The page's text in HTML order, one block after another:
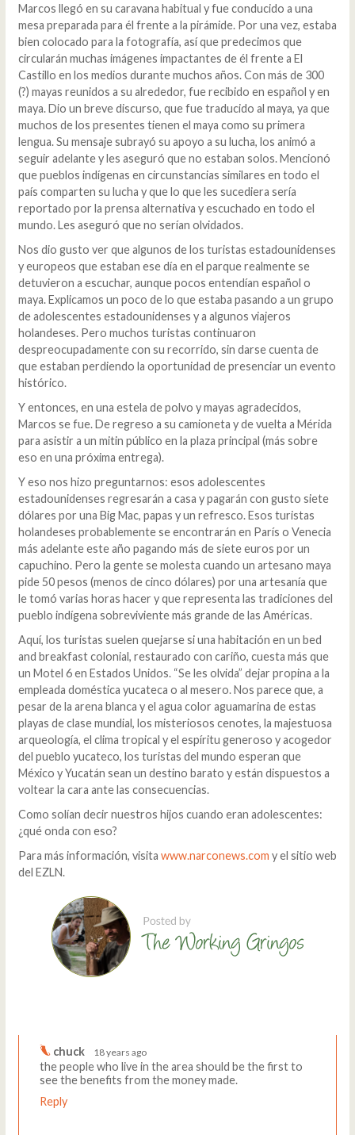
Marcos llegó en su caravana habitual y fue conducido a una
mesa preparada para él frente a la pirámide. Por una vez, estaba
bien colocado para la fotografía, así que predecimos que
circularán muchas imágenes impactantes de él frente a El
Castillo en los medios durante muchos años. Con más de 300
(?) mayas reunidos a su alrededor, fue recibido en español y en
maya. Dio un breve discurso, que fue traducido al maya, ya que
muchos de los presentes tienen el maya como su primera
lengua. Su mensaje subrayó su apoyo a su lucha, los animó a
seguir adelante y les aseguró que no estaban solos. Mencionó
que pueblos indígenas en circunstancias similares en todo el
país comparten su lucha y que lo que les sucediera sería
reportado por la prensa alternativa y escuchado en todo el
mundo. Les aseguró que no serían olvidados.
Nos dio gusto ver que algunos de los turistas estadounidenses
y europeos que estaban ese día en el parque realmente se
detuvieron a escuchar, aunque pocos entendían español o
maya. Explicamos un poco de lo que estaba pasando a un grupo
de adolescentes estadounidenses y a algunos viajeros
holandeses. Pero muchos turistas continuaron
despreocupadamente con su recorrido, sin darse cuenta de
que estaban perdiendo la oportunidad de presenciar un evento
histórico.
Y entonces, en una estela de polvo y mayas agradecidos,
Marcos se fue. De regreso a su camioneta y de vuelta a Mérida
para asistir a un mitin público en la plaza principal (más sobre
eso en una próxima entrega).
Y eso nos hizo preguntarnos: esos adolescentes
estadounidenses regresarán a casa y pagarán con gusto siete
dólares por una Big Mac, papas y un refresco. Esos turistas
holandeses probablemente se encontrarán en París o Venecia
más adelante este año pagando más de siete euros por un
capuchino. Pero la gente se molesta cuando un artesano maya
pide 50 pesos (menos de cinco dólares) por una artesanía que
le tomó varias horas hacer y que representa las tradiciones del
pueblo indígena sobreviviente más grande de las Américas.
Aquí, los turistas suelen quejarse si una habitación en un bed
and breakfast colonial, restaurado con cariño, cuesta más que
un Motel 6 en Estados Unidos. “Se les olvida” dejar propina a la
empleada doméstica yucateca o al mesero. Nos parece que, a
pesar de la arena blanca y el agua color aguamarina de estas
playas de clase mundial, los misteriosos cenotes, la majestuosa
arqueología, el clima tropical y el espíritu generoso y acogedor
del pueblo yucateco, los turistas del mundo esperan que
México y Yucatán sean un destino barato y están dispuestos a
voltear la cara ante las consecuencias.
Como solían decir nuestros hijos cuando eran adolescentes:
¿qué onda con eso?
Para más información, visita www.narconews.com y el sitio web
del EZLN.
chuck 18 years ago
the people who live in the area should be the first to
see the benefits from the money made.
Reply